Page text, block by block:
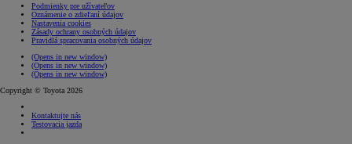
Podmienky pre užívateľov
Oznámenie o zdieľaní údajov
Nastavenia cookies
Zásady ochrany osobných údajov
Pravidlá spracovania osobných údajov
(Opens in new window)
(Opens in new window)
(Opens in new window)
Copyright © Toyota 2026
Kontaktujte nás
Testovacia jazda